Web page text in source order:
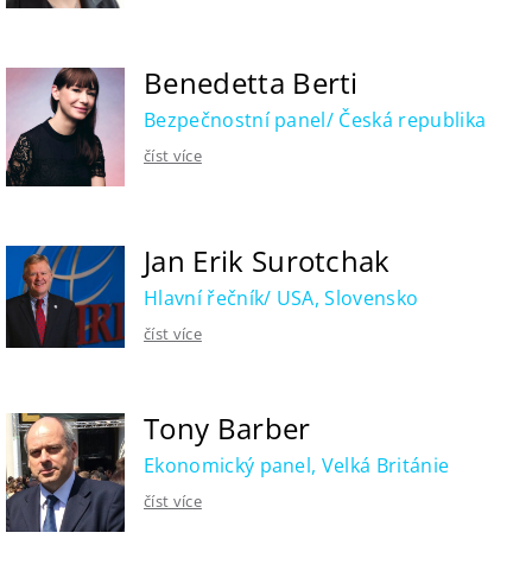
Benedetta Berti
Bezpečnostní panel/ Česká republika
číst více
Jan Erik Surotchak
Hlavní řečník/ USA, Slovensko
číst více
Tony Barber
Ekonomický panel, Velká Británie
číst více